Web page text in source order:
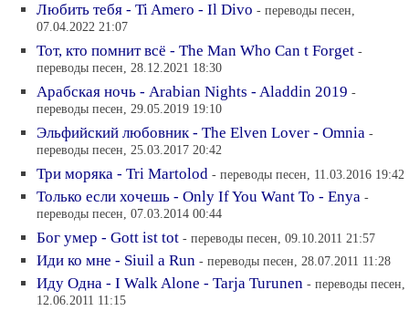
Любить тебя - Ti Amero - Il Divo - переводы песен,
07.04.2022 21:07
Тот, кто помнит всё - The Man Who Can t Forget -
переводы песен, 28.12.2021 18:30
Арабская ночь - Arabian Nights - Aladdin 2019 -
переводы песен, 29.05.2019 19:10
Эльфийский любовник - The Elven Lover - Omnia -
переводы песен, 25.03.2017 20:42
Три моряка - Tri Martolod - переводы песен, 11.03.2016 19:42
Только если хочешь - Only If You Want To - Enya -
переводы песен, 07.03.2014 00:44
Бог умер - Gott ist tot - переводы песен, 09.10.2011 21:57
Иди ко мне - Siuil a Run - переводы песен, 28.07.2011 11:28
Иду Одна - I Walk Alone - Tarja Turunen - переводы песен,
12.06.2011 11:15